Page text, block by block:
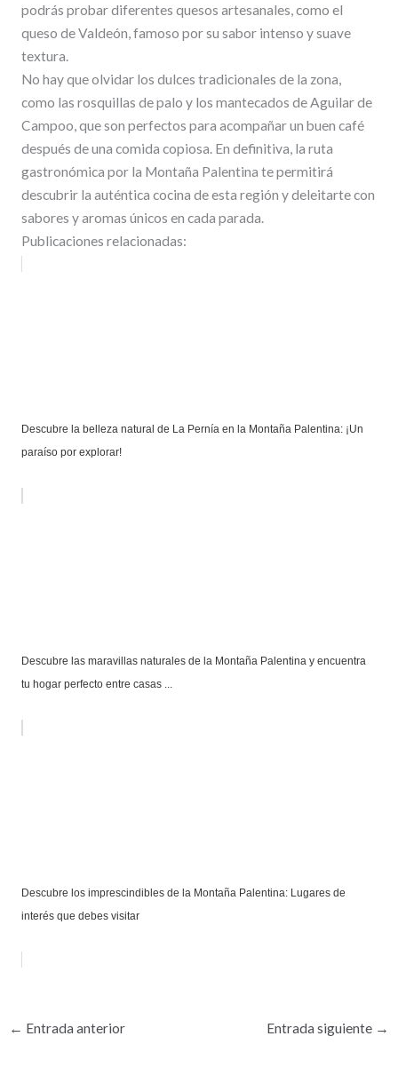
podrás probar diferentes quesos artesanales, como el
queso de Valdeón, famoso por su sabor intenso y suave
textura.
No hay que olvidar los dulces tradicionales de la zona,
como las rosquillas de palo y los mantecados de Aguilar de
Campoo, que son perfectos para acompañar un buen café
después de una comida copiosa. En definitiva, la ruta
gastronómica por la Montaña Palentina te permitirá
descubrir la auténtica cocina de esta región y deleitarte con
sabores y aromas únicos en cada parada.
Publicaciones relacionadas:
Descubre la belleza natural de La Pernía en la Montaña Palentina: ¡Un
paraíso por explorar!
Descubre las maravillas naturales de la Montaña Palentina y encuentra
tu hogar perfecto entre casas ...
Descubre los imprescindibles de la Montaña Palentina: Lugares de
interés que debes visitar
← Entrada anterior Entrada siguiente →